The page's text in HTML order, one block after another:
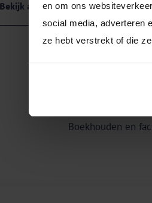
en om ons
social media, adverteren
ze hebt verstrekt of die
Bekijk alle functies
Boekhouden en